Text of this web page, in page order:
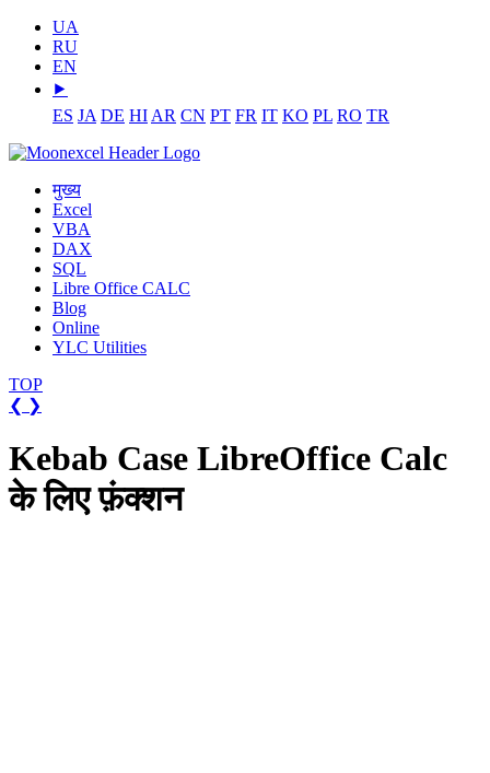
UA
RU
EN
⯈
ES JA DE HI AR CN PT FR IT KO PL RO TR
मुख्य
Excel
VBA
DAX
SQL
Libre Office CALC
Blog
Online
YLC Utilities
TOP
❮ ❯
Kebab Case LibreOffice Calc
के लिए फ़ंक्शन